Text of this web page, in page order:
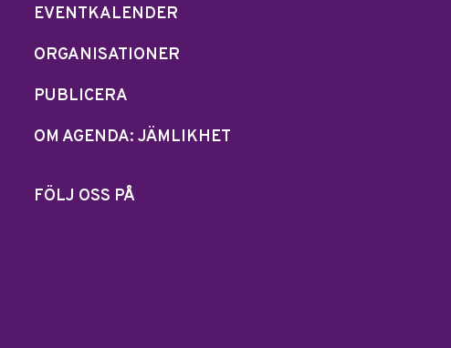
EVENTKALENDER
ORGANISATIONER
PUBLICERA
OM AGENDA: JÄMLIKHET
FÖLJ OSS PÅ